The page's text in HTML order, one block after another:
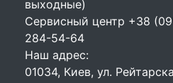
выходные)
Сервисный центр +38
284-54-64
Наш адрес:
01034, Киев, ул.